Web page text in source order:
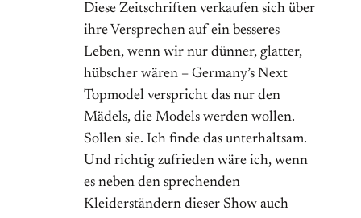
Diese Zeitschriften verkaufen sich über
ihre Versprechen auf ein besseres
Leben, wenn wir nur dünner, glatter,
hübscher wären – Germany’s Next
Topmodel verspricht das nur den
Mädels, die Models werden wollen.
Sollen sie. Ich finde das unterhaltsam.
Und richtig zufrieden wäre ich, wenn
es neben den sprechenden
Kleiderständern dieser Show auch